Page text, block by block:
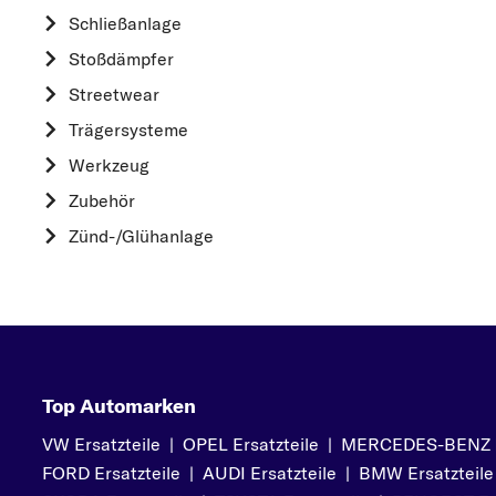
Schließanlage
Stoßdämpfer
Streetwear
Trägersysteme
Werkzeug
Zubehör
Zünd-/Glühanlage
OPEL
Top Automarken
VW Ersatzteile | OPEL Ersatzteile | MERCEDES-
FORD Ersatzteile | AUDI Ersatzteile | BMW Ersatzteile